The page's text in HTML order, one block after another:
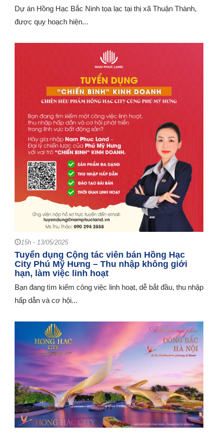
Dự án Hồng Hạc Bắc Ninh tọa lạc tại thị xã Thuận Thành,
được quy hoạch hiện...
15h - 13/05/2025
Tuyển dụng Cộng tác viên bán Hồng Hạc
City Phú Mỹ Hưng – Thu nhập không giới
hạn, làm việc linh hoạt
Bạn đang tìm kiếm công việc linh hoạt, dễ bắt đầu, thu nhập
hấp dẫn và cơ hội...